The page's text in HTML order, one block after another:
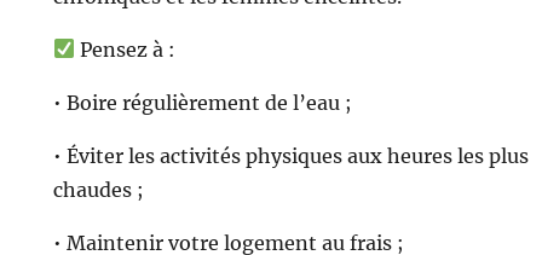
Pensez à :
• Boire régulièrement de l’eau ;
• Éviter les activités physiques aux heures les plus
chaudes ;
• Maintenir votre logement au frais ;